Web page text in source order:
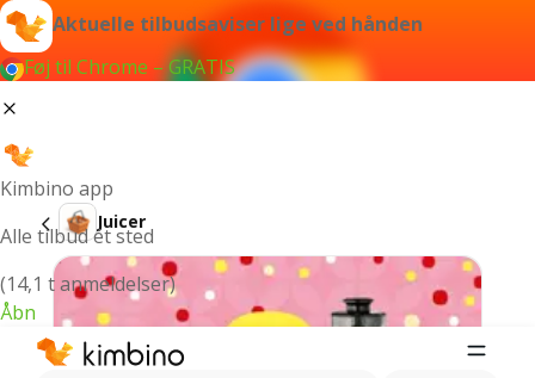
Aktuelle tilbudsaviser lige ved hånden
Føj til Chrome – GRATIS
Kimbino app
Alle tilbud ét sted
(14,1 t anmeldelser)
Åbn
Juicer